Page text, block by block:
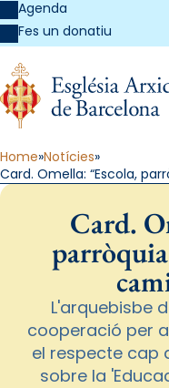
Agenda
Fes un donatiu
Home Notícies
Card. Omella: “Escola,
Card.
L'arquebisbe
cooperació per
el respecte cap
sobre la